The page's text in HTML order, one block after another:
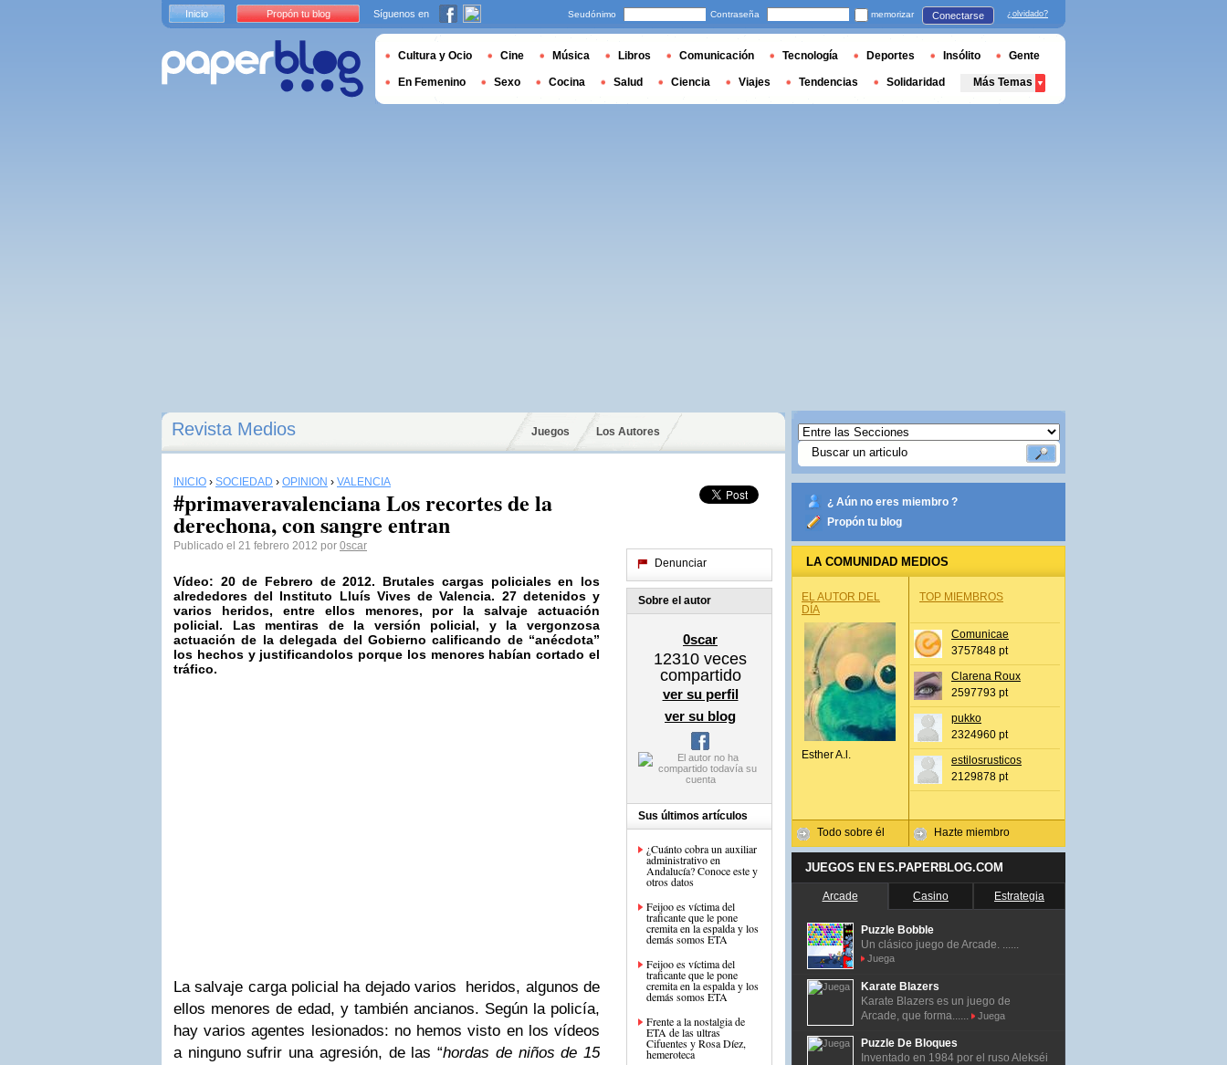
Revista Medios Juegos Los Autores
INICIO › SOCIEDAD › OPINIÓN › VALENCIA
#primaveravalenciana Los recortes de la
derechona, con sangre entran
Publicado el 21 febrero 2012 por 0scar
Vídeo: 20 de Febrero de 2012. Brutales cargas policiales en los
alrededores del Instituto Lluís Vives deValencia. 27 detenidos y
varios heridos, entre ellos menores, por la salvaje actuación
policial. Las mentiras de la versión policial, y la vergonzosa
actuación de la delegada del Gobierno calificando de “anécdota”
los hechos y justificandolos porque los menores habían cortado el
tráfico.
La salvaje carga policial ha dejado varios heridos, algunos de
ellos menores de edad, y también ancianos. Según la policía,
hay varios agentes lesionados: no hemos visto en los vídeos
a ninguno sufrir una agresión, de las “hordas de niños de 15
Denunciar
Sobre el autor
0scar
12310 veces
compartido
ver su perfil
ver su blog
Sus últimos artículos
¿Cuánto cobra un auxiliar
administrativo en
Andalucía? Conoce este y
otros datos
Feijoo es víctima del
traficante que le pone
cremita en la espalda y los
demás somos ETA
Feijoo es víctima del
traficante que le pone
cremita en la espalda y los
demás somos ETA
Frente a la nostalgia de
ETA de las ultras
Cifuentes y Rosa Díez,
hemeroteca
¿ Aún no eres miembro ?
Propón tu blog
LA COMUNIDAD MEDIOS
EL AUTOR DEL
DÍA
Esther A.l.
Todo sobre él
TOP MIEMBROS
Comunicae
3757848 pt
Clarena Roux
2597793 pt
pukko
2324960 pt
estilosrusticos
2129878 pt
Hazte miembro
JUEGOS EN ES.PAPERBLOG.COM
Arcade Casino Estrategia
Puzzle Bobble
Un clásico juego de Arcade. ......
Juega
Karate Blazers
Karate Blazers es un juego de
Arcade, que forma......
Juega
Puzzle De Bloques
Inventado en 1984 por el ruso Alekséi
Inicio Propón tu blog Síguenos en Seudónimo Contraseña memorizar Conectarse ¿olvidado?
Cultura y Ocio Cine Música Libros Comunicación Tecnología Deportes Insólito Gente
En Femenino Sexo Cocina Salud Ciencia Viajes Tendencias Solidaridad Más Temas